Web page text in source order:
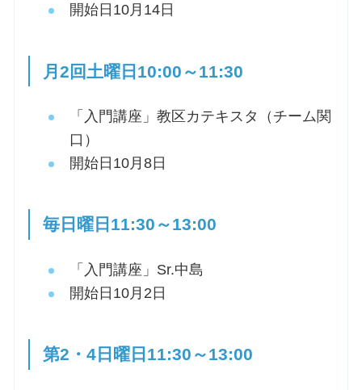
開始日10月14日
月2回土曜日10:00～11:30
「入門講座」教区カテキスタ（チーム関
口）
開始日10月8日
毎日曜日11:30～13:00
「入門講座」Sr.中島
開始日10月2日
第2・4日曜日11:30～13:00